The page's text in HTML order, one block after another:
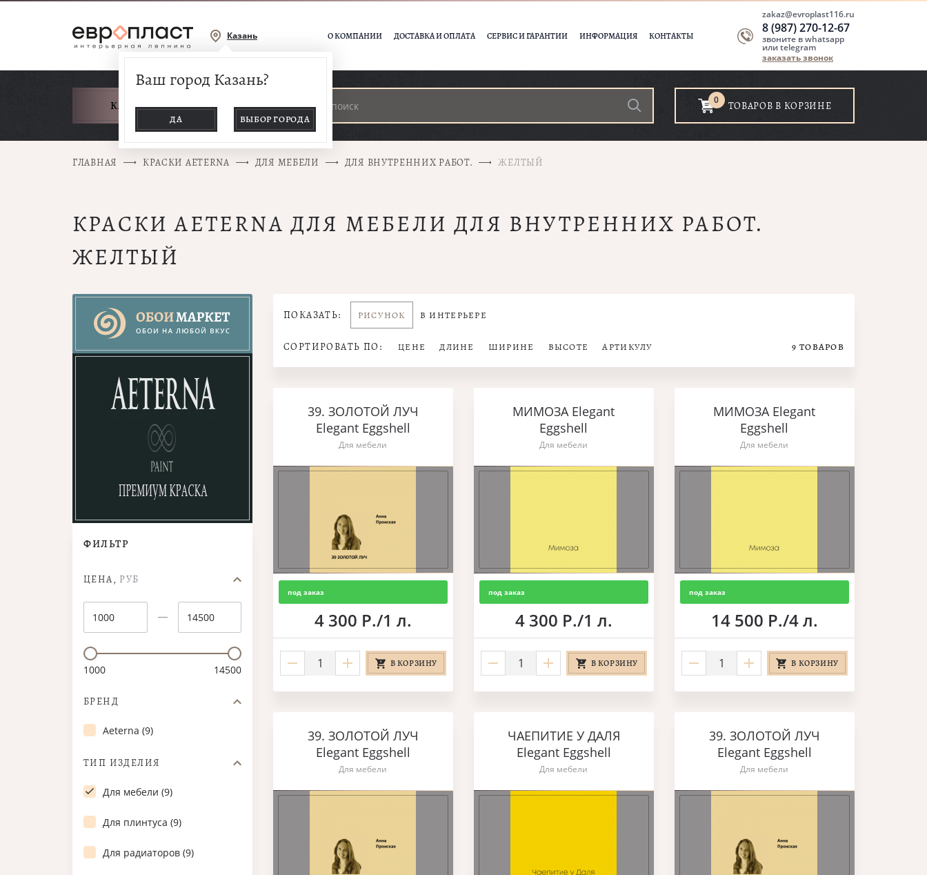
Казань О КОМПАНИИ ДОСТАВКА И ОПЛАТА СЕРВИС И ГАРАНТИИ ИНФОРМАЦИЯ КОНТАКТЫ
zakaz@evroplast116.ru
8 (987) 270-12-67
звоните в whatsapp
или telegram
заказать звонок
Ваш город Казань?
ДА ВЫБОР ГОРОДА
КАТАЛОГ ТОВАРОВ 0 ТОВАРОВ В КОРЗИНЕ
ГЛАВНАЯ КРАСКИ AETERNA ДЛЯ МЕБЕЛИ ДЛЯ ВНУТРЕННИХ РАБОТ. ЖЕЛТЫЙ
КРАСКИ AETERNA ДЛЯ МЕБЕЛИ ДЛЯ ВНУТРЕННИХ РАБОТ.
ЖЕЛТЫЙ
ФИЛЬТР
ЦЕНА, РУБ
1000 14500
БРЕНД
Aeterna (9)
ТИП ИЗДЕЛИЯ
Для мебели (9)
Для плинтуса (9)
Для радиаторов (9)
ПОКАЗАТЬ: РИСУНОК В ИНТЕРЬЕРЕ
СОРТИРОВАТЬ ПО: ЦЕНЕ ДЛИНЕ ШИРИНЕ ВЫСОТЕ АРТИКУЛУ 9 ТОВАРОВ
39. ЗОЛОТОЙ ЛУЧ
Elegant Eggshell
Для мебели
под заказ
4 300 Р./1 л.
В КОРЗИНУ
МИМОЗА Elegant
Eggshell
Для мебели
под заказ
4 300 Р./1 л.
В КОРЗИНУ
МИМОЗА Elegant
Eggshell
Для мебели
под заказ
14 500 Р./4 л.
В КОРЗИНУ
39. ЗОЛОТОЙ ЛУЧ
Elegant Eggshell
Для мебели
ЧАЕПИТИЕ У ДАЛЯ
Elegant Eggshell
Для мебели
39. ЗОЛОТОЙ ЛУЧ
Elegant Eggshell
Для мебели